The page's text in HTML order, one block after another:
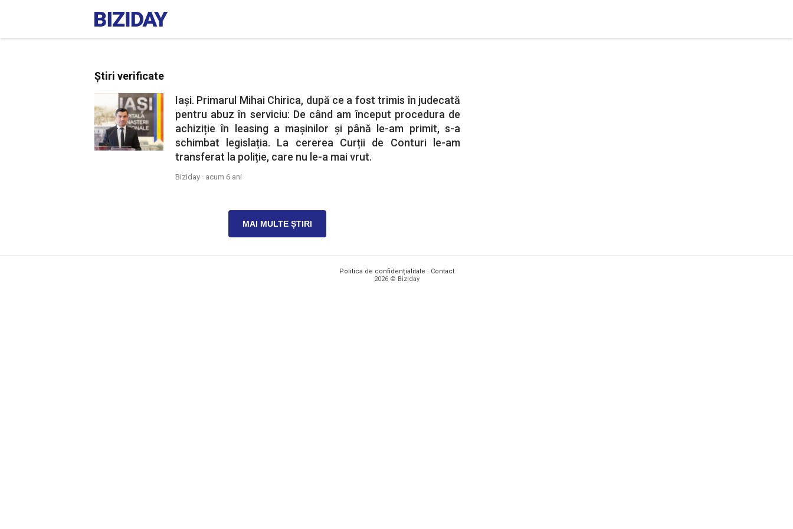
Știri verificate
Iași. Primarul Mihai Chirica, după ce a fost trimis în judecată
pentru abuz în serviciu: De când am început procedura de
achiziție în leasing a mașinilor și până le-am primit, s-a
schimbat legislația. La cererea Curții de Conturi le-am
transferat la poliție, care nu le-a mai vrut.
Biziday · acum 6 ani
MAI MULTE ȘTIRI
Politica de confidențialitate · Contact
2026 © Biziday